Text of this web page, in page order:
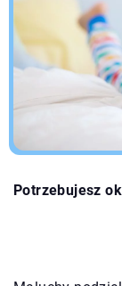
Potrzebujesz